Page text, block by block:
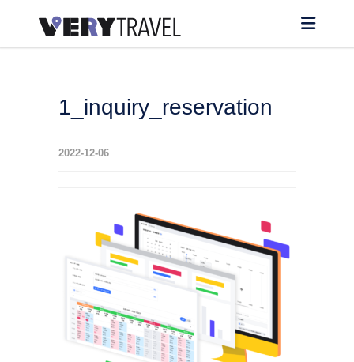
1_inquiry_reservation
2022-12-06